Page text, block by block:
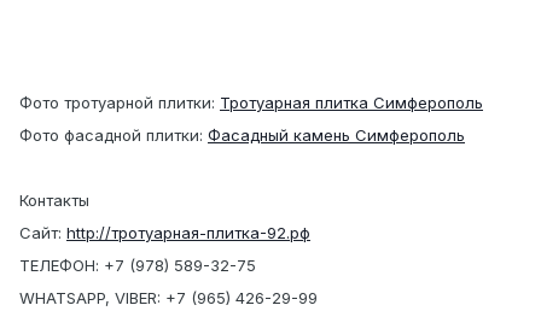
Фото тротуарной плитки: Тротуарная плитка Симферополь
Фото фасадной плитки: Фасадный камень Симферополь
Контакты
Сайт: http://тротуарная-плитка-92.рф
ТЕЛЕФОН: +7 (978) 589-32-75
WHATSAPP, VIBER: +7 (965) 426-29-99